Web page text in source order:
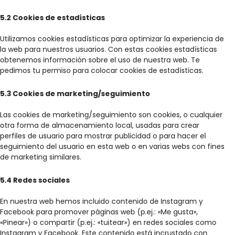
5.2 Cookies de estadísticas
Utilizamos cookies estadísticas para optimizar la experiencia de
la web para nuestros usuarios. Con estas cookies estadísticas
obtenemos información sobre el uso de nuestra web. Te
pedimos tu permiso para colocar cookies de estadísticas.
5.3 Cookies de marketing/seguimiento
Las cookies de marketing/seguimiento son cookies, o cualquier
otra forma de almacenamiento local, usadas para crear
perfiles de usuario para mostrar publicidad o para hacer el
seguimiento del usuario en esta web o en varias webs con fines
de marketing similares.
5.4 Redes sociales
En nuestra web hemos incluido contenido de Instagram y
Facebook para promover páginas web (p.ej.: «Me gusta»,
«Pinear») o compartir (p.ej.: «tuitear») en redes sociales como
Instagram y Facebook. Este contenido está incrustado con